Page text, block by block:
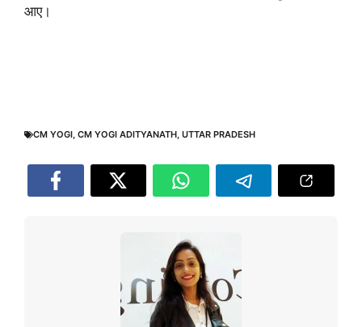
आए।
CM YOGI, CM YOGI ADITYANATH, UTTAR PRADESH